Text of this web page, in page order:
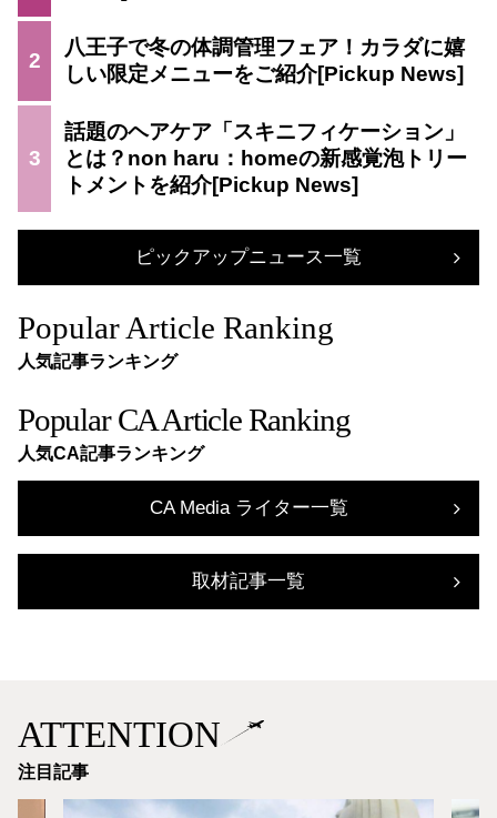
2
八王子で冬の体調管理フェア！カラダに嬉
しい限定メニューをご紹介
3
話題のヘアケア「スキニフィケーション」
とは？non haru：homeの新感覚泡トリー
トメントを紹介
ピックアップニュース一覧
Popular Article Ranking
人気記事ランキング
Popular CA Article Ranking
人気CA記事ランキング
CA Media ライター一覧
取材記事一覧
ATTENTION
注目記事